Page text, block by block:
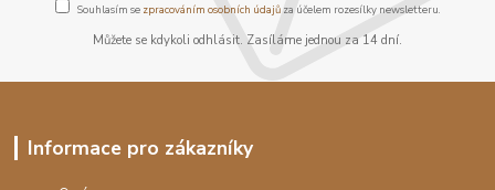
Souhlasím se zpracováním osobních údajůza účelem rozesílky newsletteru.
Můžete se kdykoli odhlásit. Zasíláme jednou za 14 dní.
Informace pro zákazníky